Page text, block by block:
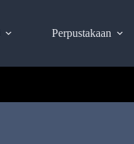
Perpustakaan